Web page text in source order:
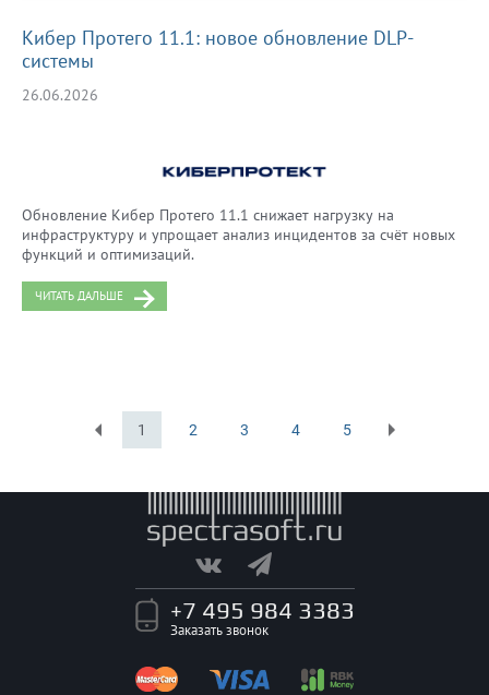
Кибер Протего 11.1: новое обновление DLP-
системы
26.06.2026
Обновление Кибер Протего 11.1 снижает нагрузку на
инфраструктуру и упрощает анализ инцидентов за счёт новых
функций и оптимизаций.
ЧИТАТЬ ДАЛЬШЕ
1 2 3 4
5
+7 495 984 3383
Заказать звонок